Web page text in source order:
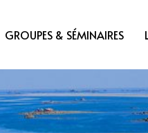
GROUPES & SÉMINAIRES